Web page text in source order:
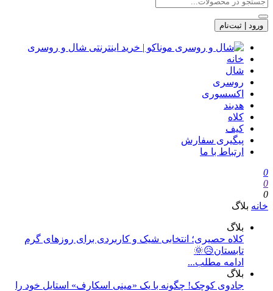
ورود | ثبت‌نام
خانه
شال
روسری
اکسسوری
هدبند
کلاه
کیف
پیگیری سفارش
ارتباط با ما
0
0
0
خانه بلاگ
بلاگ
کلاه حصیری؛ انتخابی شیک و کاربردی برای روزهای گرم
تابستان😥🌞
ادامه مطلب...
بلاگ
جادوی کوچک! چگونه با یک «مینی اسکارف» استایل خود را